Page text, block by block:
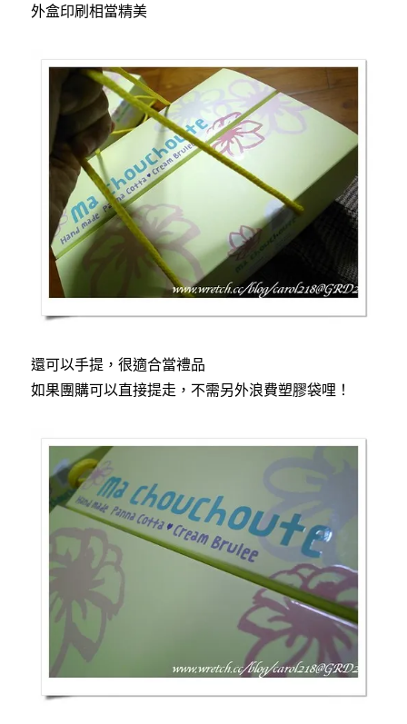
外盒印刷相當精美
還可以手提，很適合當禮品
如果團購可以直接提走，不需另外浪費塑膠袋哩！